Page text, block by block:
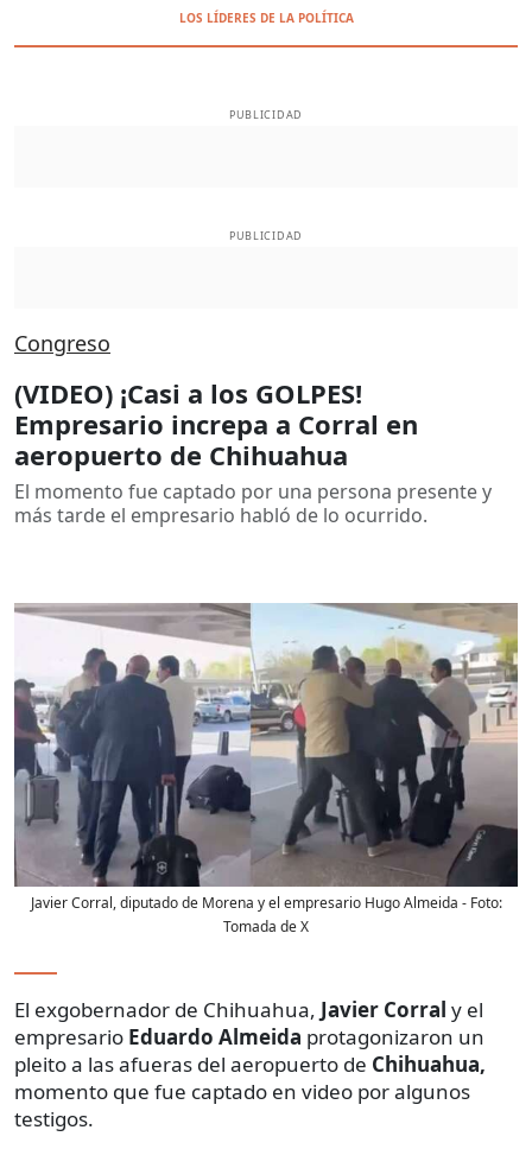
LOS LÍDERES DE LA POLÍTICA
PUBLICIDAD
PUBLICIDAD
Congreso
(VIDEO) ¡Casi a los GOLPES!
Empresario increpa a Corral en
aeropuerto de Chihuahua
El momento fue captado por una persona presente y
más tarde el empresario habló de lo ocurrido.
Javier Corral, diputado de Morena y el empresario Hugo Almeida - Foto:
Tomada de X
El exgobernador de Chihuahua, Javier Corral y el
empresario Eduardo Almeida protagonizaron un
pleito a las afueras del aeropuerto de Chihuahua,
momento que fue captado en video por algunos
testigos.